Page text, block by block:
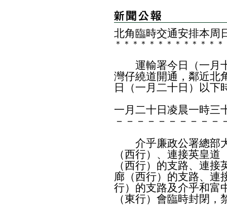
北角臨時交通安排本周
＊ ＊ ＊ ＊ ＊ ＊ ＊ ＊ ＊ ＊ ＊ ＊ ＊
運輸署今日（一月十
灣仔繞道開通，鄰近北
日（一月二十日）以下
一月二十日凌晨一時三
－－－－－－－－－－
介乎廉政公署總部大
（西行）、連接英皇
（西行）的支路、連
廊（西行）的支路、連
行）的支路及介乎和富
（東行）會臨時封閉